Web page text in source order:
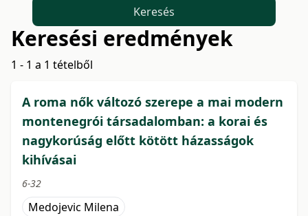
Keresés
Keresési eredmények
1 - 1 a 1 tételből
A roma nők változó szerepe a mai modern
montenegrói társadalomban: a korai és
nagykorúság előtt kötött házasságok
kihívásai
6-32
Medojevic Milena